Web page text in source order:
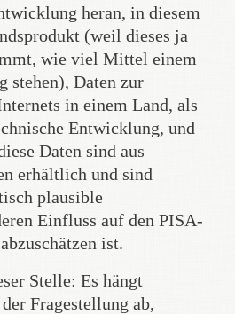
heran, in diesem
(weil dieses ja
wie viel Mittel einem
stehen), Daten zur
in einem Land, als
Entwicklung, und
Daten sind aus
erhältlich und sind
plausible
Einfluss auf den PISA-
ist.
Stelle: Es hängt
Fragestellung ab,